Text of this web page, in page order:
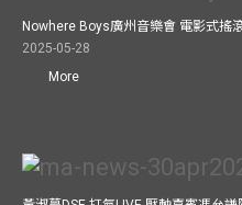
Nowhere Boys廣州音樂會 電影式搖
2025-05-28
More